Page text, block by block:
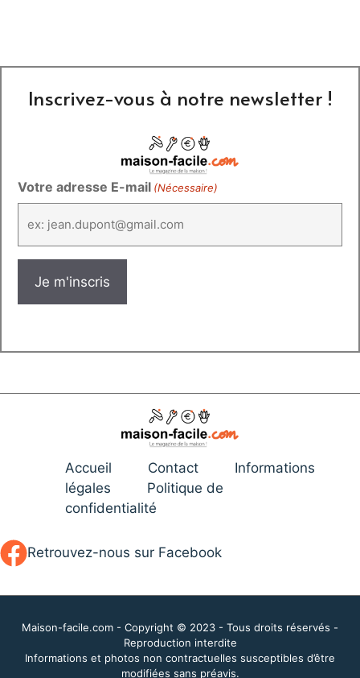
Inscrivez-vous à notre newsletter !
Votre adresse E-mail (Nécessaire)
Accueil Contact
Informations
légales
Politique de
confidentialité
Retrouvez-nous sur Facebook
Maison-facile.com - Copyright © 2023 - Tous droits réservés -
Reproduction interdite
Informations et photos non contractuelles susceptibles d’être
modifiées sans préavis.